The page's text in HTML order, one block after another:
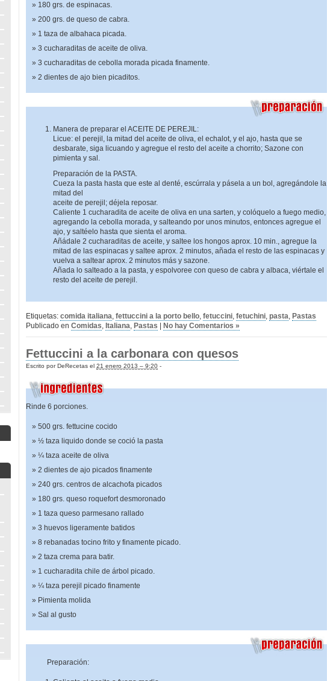
180 grs. de espinacas.
200 grs. de queso de cabra.
1 taza de albahaca picada.
3 cucharaditas de aceite de oliva.
3 cucharaditas de cebolla morada picada finamente.
2 dientes de ajo bien picaditos.
Manera de preparar el ACEITE DE PEREJIL:
Licue: el perejil, la mitad del aceite de oliva, el echalot, y el ajo, hasta que se
desbarate, siga licuando y agregue el resto del aceite a chorrito; Sazone con
pimienta y sal.
Preparación de la PASTA.
Cueza la pasta hasta que este al denté, escúrrala y pásela a un bol, agregándole la
mitad del
aceite de perejil; déjela reposar.
Caliente 1 cucharadita de aceite de oliva en una sarten, y colóquelo a fuego medio,
agregando la cebolla morada, y salteando por unos minutos, entonces agregue el
ajo, y saltéelo hasta que sienta el aroma.
Añádale 2 cucharaditas de aceite, y saltee los hongos aprox. 10 min., agregue la
mitad de las espinacas y saltee aprox. 2 minutos, añada el resto de las espinacas y
vuelva a saltear aprox. 2 minutos más y sazone.
Añada lo salteado a la pasta, y espolvoree con queso de cabra y albaca, viértale el
resto del aceite de perejil.
Etiquetas: comida italiana, fettuccini a la porto bello, fetuccini, fetuchini, pasta, Pastas
Publicado en Comidas, Italiana, Pastas No hay Comentarios »
Fettuccini a la carbonara con quesos
Escrito por DeRecetas el 21 enero 2013 – 9:20 -
Rinde 6 porciones.
500 grs. fettucine cocido
½ taza liquido donde se coció la pasta
¼ taza aceite de oliva
2 dientes de ajo picados finamente
240 grs. centros de alcachofa picados
180 grs. queso roquefort desmoronado
1 taza queso parmesano rallado
3 huevos ligeramente batidos
8 rebanadas tocino frito y finamente picado.
2 taza crema para batir.
1 cucharadita chile de árbol picado.
¼ taza perejil picado finamente
Pimienta molida
Sal al gusto
Preparación: